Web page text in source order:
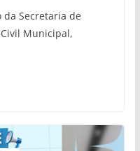
Secretaria de
Municipal,